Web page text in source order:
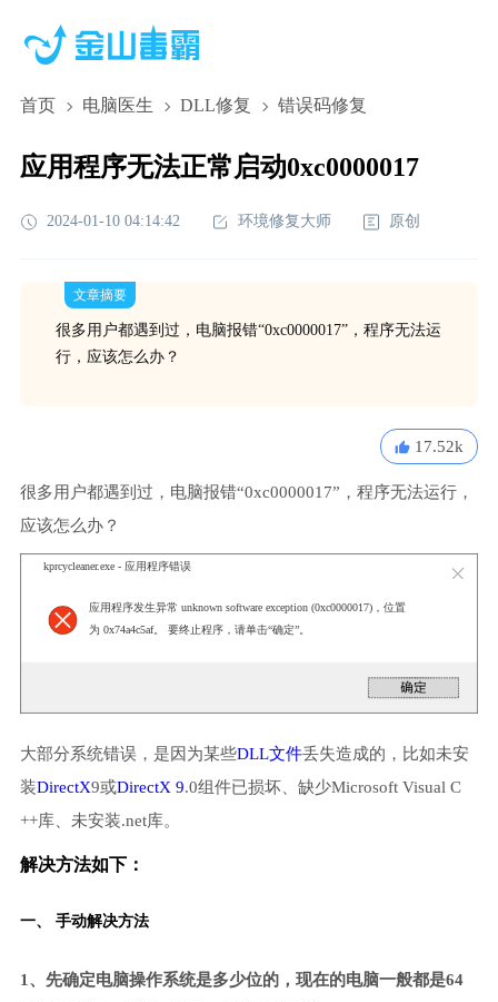
首页 电脑医生 DLL修复 错误码修复
应用程序无法正常启动0xc0000017
2024-01-10 04:14:42 环境修复大师 原创
文章摘要
很多用户都遇到过，电脑报错“0xc0000017”，程序无法运
行，应该怎么办？
17.52k
很多用户都遇到过，电脑报错“0xc0000017”，程序无法运行，
应该怎么办？
kprcycleaner.exe - 应用程序错误
应用程序发生异常 unknown software exception (0xc0000017)，位置
为 0x74a4c5af。 要终止程序，请单击“确定”。
大部分系统错误，是因为某些DLL文件丢失造成的，比如未安
装DirectX9或DirectX 9.0组件已损坏、缺少Microsoft Visual C
++库、未安装.net库。
解决方法如下：
一、 手动解决方法
1、先确定电脑操作系统是多少位的，现在的电脑一般都是64